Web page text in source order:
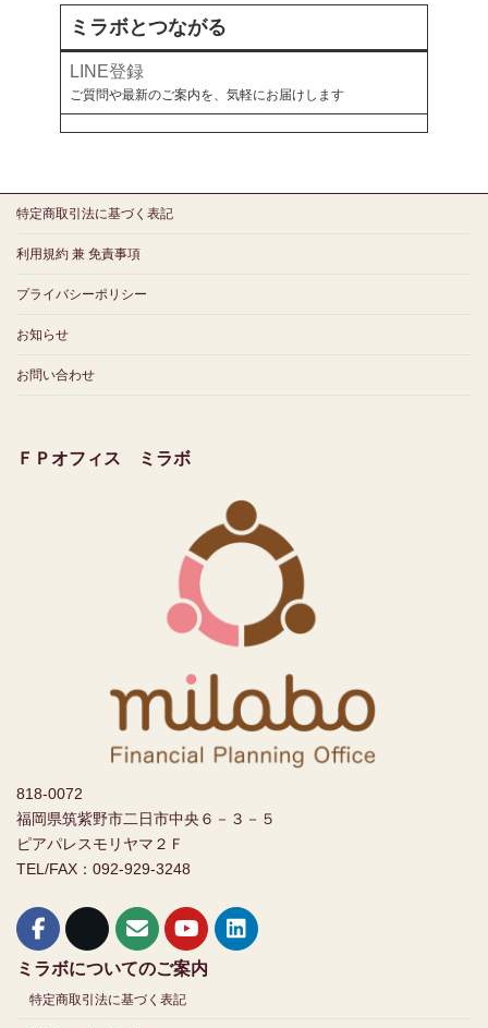
ミラボとつながる
LINE登録
ご質問や最新のご案内を、気軽にお届けします
特定商取引法に基づく表記
利用規約 兼 免責事項
プライバシーポリシー
お知らせ
お問い合わせ
ＦＰオフィス ミラボ
818-0072
福岡県筑紫野市二日市中央６－３－５
ピアパレスモリヤマ２Ｆ
TEL/FAX：092-929-3248
ミラボについてのご案内
特定商取引法に基づく表記